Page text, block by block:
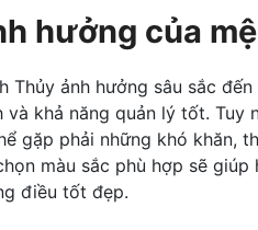
hưởng của
Thủy ảnh hưởng sâu sắc
và khả năng quản lý tốt. Tuy
gặp phải những khó khăn,
màu sắc phù hợp sẽ
điều tốt đẹp.